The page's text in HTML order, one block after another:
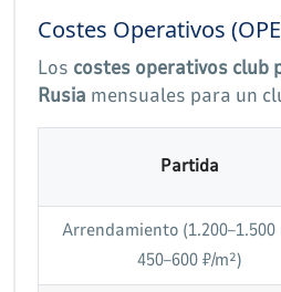
Costes Operativos
Los costes operativos club
Rusia mensuales para un
Partida
Arrendamiento (1.200–1.500
450–600 ₽/m²)